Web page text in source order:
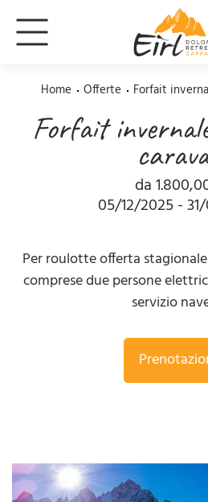
Home Offerte Forfait
Forfait
da
05/12/2025 -
Per roulotte offerta
comprese due persone
servizio